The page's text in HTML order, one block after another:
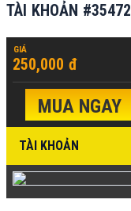
TÀI KHOẢN #35472
250,000 đ
GIÁ
MUA NGAY
TÀI KHOẢN